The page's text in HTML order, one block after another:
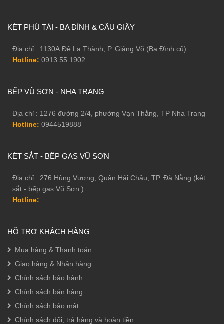
KÉT PHÚ TÀI - BA ĐÌNH & CẦU GIẤY
Địa chỉ : 1130A Đê La Thành, P. Giảng Võ (Ba Đình cũ)
Hotline: 0913 55 1902
BẾP VŨ SƠN - NHA TRANG
Địa chỉ : 1276 đường 2/4, phường Vạn Thắng, TP Nha Trang
Hotline: 0944519888
KÉT SẮT - BẾP GAS VŨ SƠN
Địa chỉ : 276 Hùng Vương, Quận Hải Châu, TP. Đà Nẵng (két
sắt - bếp gas Vũ Sơn )
Hotline:
HỖ TRỢ KHÁCH HÀNG
Mua hàng & Thanh toán
Giao hàng & Nhận hàng
Chính sách bảo hành
Chính sách bán hàng
Chính sách bảo mật
Chính sách đổi, trả hàng và hoàn tiền